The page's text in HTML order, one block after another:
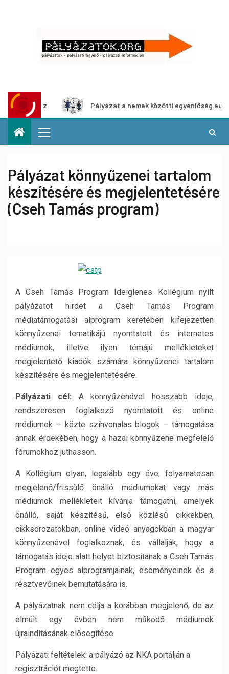
Pályázat a nemek közötti egyenlőség európai
Pályázat könnyűzenei tartalom
készítésére és megjelentetésére
(Cseh Tamás program)
A Cseh Tamás Program Ideiglenes Kollégium nyílt
pályázatot hirdet a Cseh Tamás Program
médiatámogatási alprogram keretében kifejezetten
könnyűzenei tematikájú nyomtatott és internetes
médiumok, illetve ilyen témájú mellékleteket
megjelentető kiadók számára könnyűzenei tartalom
készítésére és megjelentetésére.
Pályázati cél: A könnyűzenével hosszabb ideje,
rendszeresen foglalkozó nyomtatott és online
médiumok – közte színvonalas blogok – támogatása
annak érdekében, hogy a hazai könnyűzene megfelelő
fórumokhoz juthasson.
A Kollégium olyan, legalább egy éve, folyamatosan
megjelenő/frissülő önálló médiumokat vagy más
médiumok mellékleteit kívánja támogatni, amelyek
önálló, saját készítésű, első közlésű cikkekben,
cikksorozatokban, online videó anyagokban a magyar
könnyűzenével foglalkoznak, és vállalják, hogy a
támogatás ideje alatt helyet biztosítanak a Cseh Tamás
Program egyes alprogramjainak, eseményeinek és a
résztvevőinek bemutatására is.
A pályázatnak nem célja a korábban megjelenő, de az
elmúlt egy évben nem működő médiumok
újraindításának elősegítése.
Pályázati feltételek: a pályázó az NKA portálján a
regisztrációt megtette.